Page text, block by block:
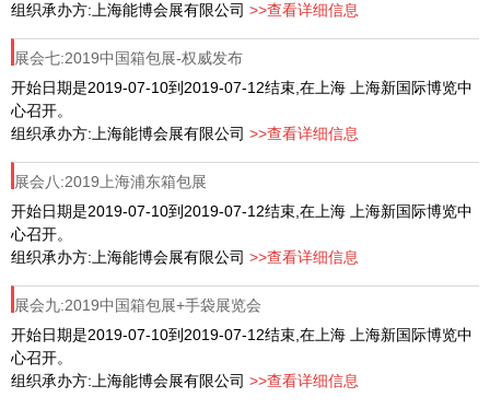
组织承办方:上海能博会展有限公司 >>查看详细信息
展会七:2019中国箱包展-权威发布
开始日期是2019-07-10到2019-07-12结束,在上海 上海新国际博览中
心召开。
组织承办方:上海能博会展有限公司 >>查看详细信息
展会八:2019上海浦东箱包展
开始日期是2019-07-10到2019-07-12结束,在上海 上海新国际博览中
心召开。
组织承办方:上海能博会展有限公司 >>查看详细信息
展会九:2019中国箱包展+手袋展览会
开始日期是2019-07-10到2019-07-12结束,在上海 上海新国际博览中
心召开。
组织承办方:上海能博会展有限公司 >>查看详细信息